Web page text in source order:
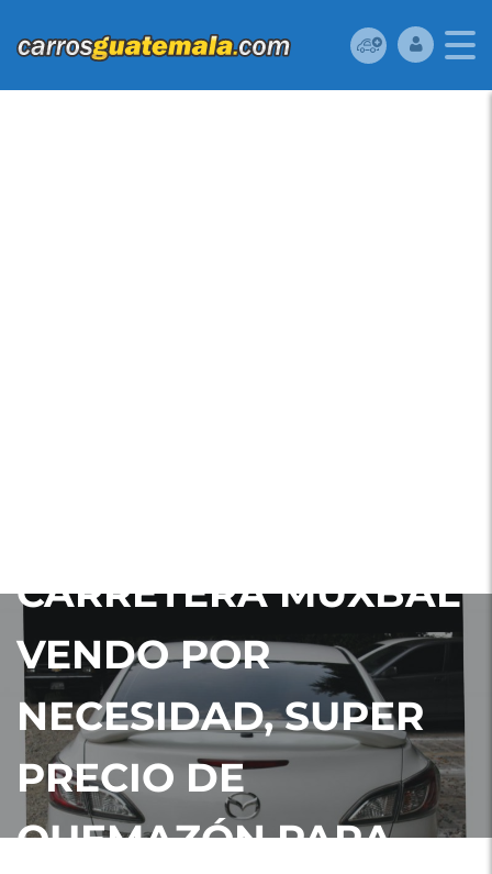
CARRETERA MUXBAL
VENDO POR
NECESIDAD, SUPER
PRECIO DE
QUEMAZÓN PARA